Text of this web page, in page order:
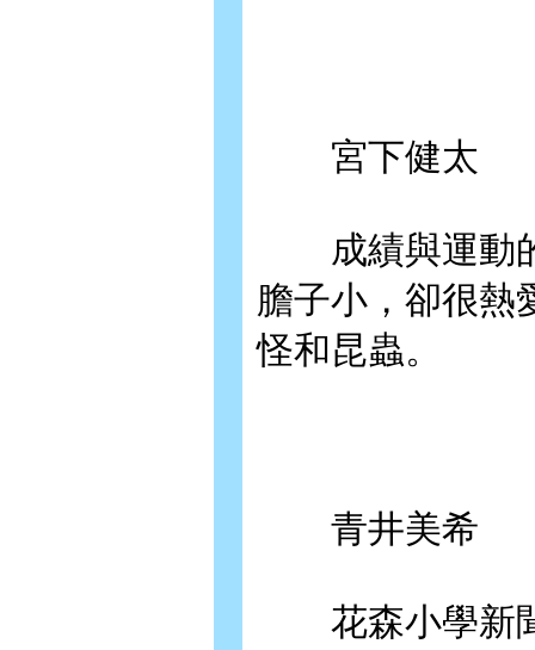
宮下健太
成績與運動的
膽子小，卻很熱
怪和昆蟲。
青井美希
花森小學新聞